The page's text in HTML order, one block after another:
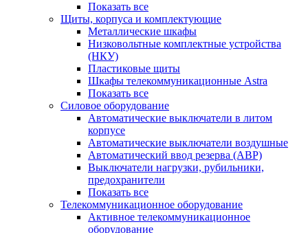
Показать все
Щиты, корпуса и комплектующие
Металлические шкафы
Низковольтные комплектные устройства
(НКУ)
Пластиковые щиты
Шкафы телекоммуникационные Astra
Показать все
Силовое оборудование
Автоматические выключатели в литом
корпусе
Автоматические выключатели воздушные
Автоматический ввод резерва (АВР)
Выключатели нагрузки, рубильники,
предохранители
Показать все
Телекоммуникационное оборудование
Активное телекоммуникационное
оборудование